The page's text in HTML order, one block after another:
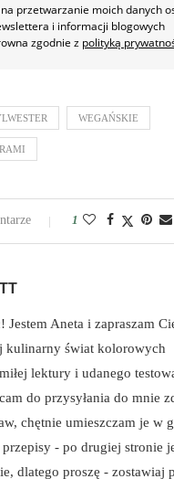
przetwarzanie moich danych
i informacji blogowych
zgodnie z polityką
WEGAŃSKIE
1
Jestem Aneta i zapraszam
kulinarny świat kolorowych
lektury i udanego
do przysyłania do mnie
chętnie umieszczam je w
- po drugiej stronie
dlatego proszę - zostawiaj